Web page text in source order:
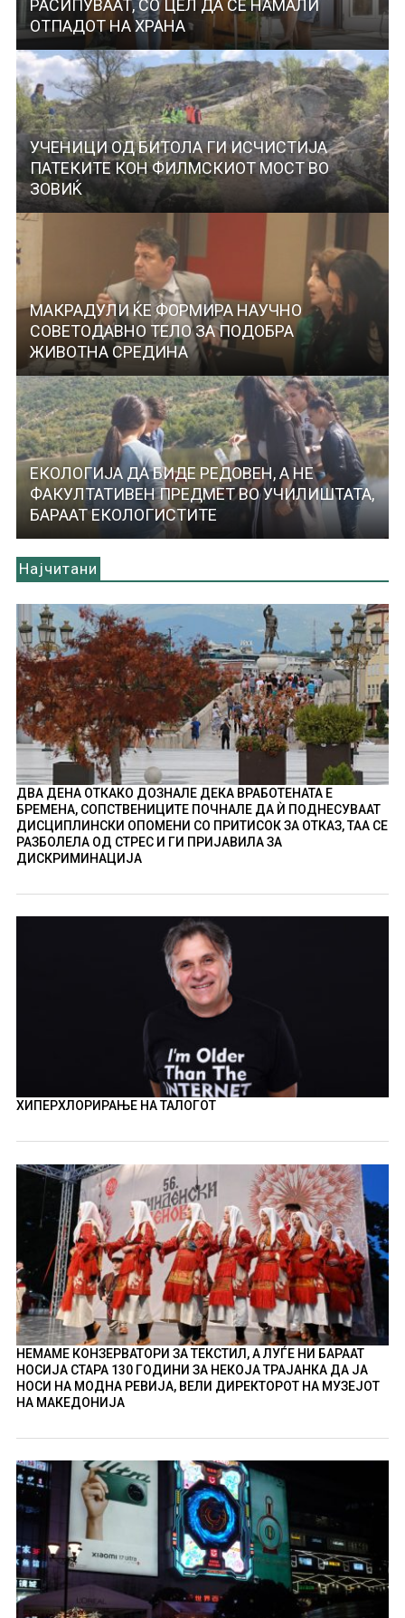
РАСИПУВААТ, СО ЦЕЛ ДА СЕ НАМАЛИ
ОТПАДОТ НА ХРАНА
УЧЕНИЦИ ОД БИТОЛА ГИ ИСЧИСТИЈА
ПАТЕКИТЕ КОН ФИЛМСКИОТ МОСТ ВО
ЗОВИЌ
МАКРАДУЛИ ЌЕ ФОРМИРА НАУЧНО
СОВЕТОДАВНО ТЕЛО ЗА ПОДОБРА
ЖИВОТНА СРЕДИНА
ЕКОЛОГИЈА ДА БИДЕ РЕДОВЕН, А НЕ
ФАКУЛТАТИВЕН ПРЕДМЕТ ВО УЧИЛИШТАТА,
БАРААТ ЕКОЛОГИСТИТЕ
Најчитани
ДВА ДЕНА ОТКАКО ДОЗНАЛЕ ДЕКА ВРАБОТЕНАТА Е
БРЕМЕНА, СОПСТВЕНИЦИТЕ ПОЧНАЛЕ ДА Ѝ ПОДНЕСУВААТ
ДИСЦИПЛИНСКИ ОПОМЕНИ СО ПРИТИСОК ЗА ОТКАЗ, ТАА СЕ
РАЗБОЛЕЛА ОД СТРЕС И ГИ ПРИЈАВИЛА ЗА
ДИСКРИМИНАЦИЈА
ХИПЕРХЛОРИРАЊЕ НА ТАЛОГОТ
НЕМАМЕ КОНЗЕРВАТОРИ ЗА ТЕКСТИЛ, А ЛУЃЕ НИ БАРААТ
НОСИЈА СТАРА 130 ГОДИНИ ЗА НЕКОЈА ТРАЈАНКА ДА ЈА
НОСИ НА МОДНА РЕВИЈА, ВЕЛИ ДИРЕКТОРОТ НА МУЗЕЈОТ
НА МАКЕДОНИЈА